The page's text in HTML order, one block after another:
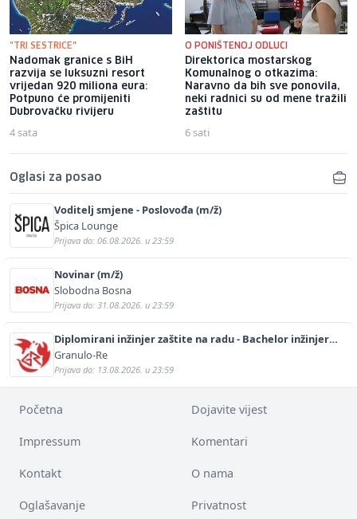
"TRI SESTRICE"
Nadomak granice s BiH
razvija se luksuzni resort
vrijedan 920 miliona eura:
Potpuno će promijeniti
Dubrovačku rivijeru
4 sata
O PONIŠTENOJ ODLUCI
Direktorica mostarskog
Komunalnog o otkazima:
Naravno da bih sve ponovila,
neki radnici su od mene tražili
zaštitu
6 sati
Oglasi za posao
Voditelj smjene - Poslovođa (m/ž)
Špica Lounge
Prijava do: 06.08.2026. u 23:59
Novinar (m/ž)
Slobodna Bosna
Prijava do: 31.08.2026. u 23:59
Diplomirani inžinjer zaštite na radu - Bachelor inžinjer
sigurnosti i pomoći (m/ž)
Granulo-Re
Prijava do: 13.08.2026. u 23:59
Početna Dojavite vijest
Impressum Komentari
Kontakt O nama
Oglašavanje Privatnost